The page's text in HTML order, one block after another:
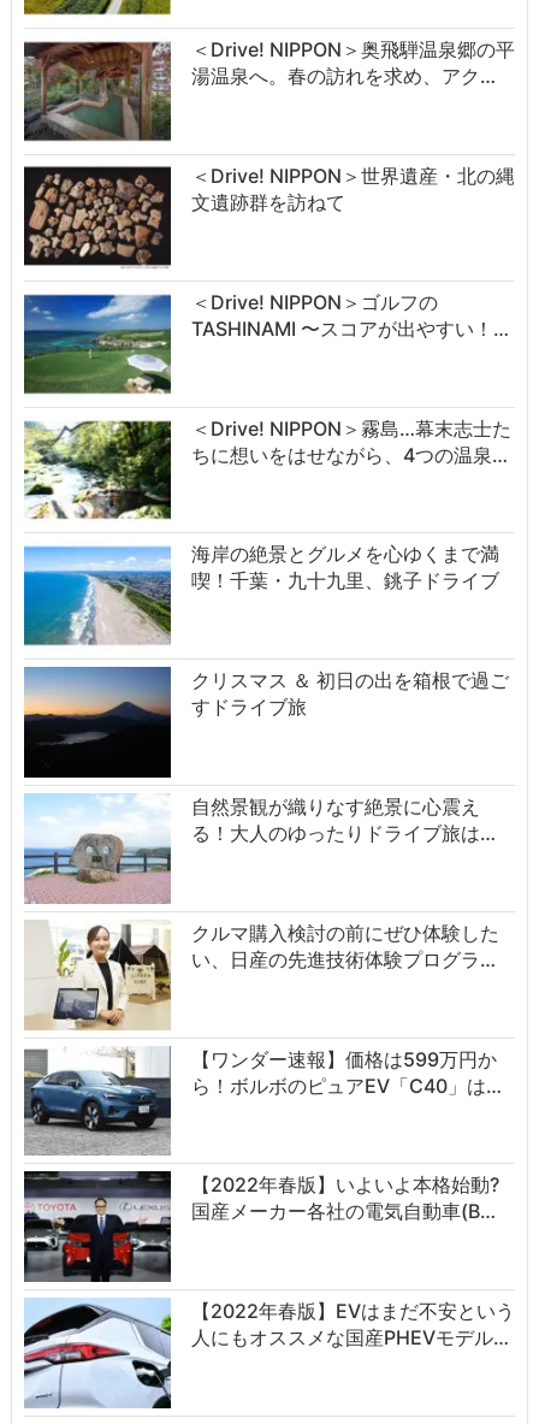
＜Drive! NIPPON＞奥飛騨温泉郷の平
湯温泉へ。春の訪れを求め、アク…
＜Drive! NIPPON＞世界遺産・北の縄
文遺跡群を訪ねて
＜Drive! NIPPON＞ゴルフの
TASHINAMI 〜スコアが出やすい！…
＜Drive! NIPPON＞霧島…幕末志士た
ちに想いをはせながら、4つの温泉…
海岸の絶景とグルメを心ゆくまで満
喫！千葉・九十九里、銚子ドライブ
クリスマス ＆ 初日の出を箱根で過ご
すドライブ旅
自然景観が織りなす絶景に心震え
る！大人のゆったりドライブ旅は…
クルマ購入検討の前にぜひ体験した
い、日産の先進技術体験プログラ…
【ワンダー速報】価格は599万円か
ら！ボルボのピュアEV「C40」は…
【2022年春版】いよいよ本格始動?
国産メーカー各社の電気自動車(B…
【2022年春版】EVはまだ不安という
人にもオススメな国産PHEVモデル…